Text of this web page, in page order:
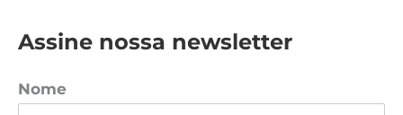
Assine nossa newsletter
Nome